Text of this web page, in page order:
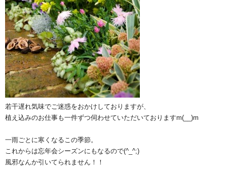
若干遅れ気味でご迷惑をおかけしておりますが、
植え込みのお仕事も一件ずつ伺わせていただいておりますm(__)m
一雨ごとに寒くなるこの季節。
これからは忘年会シーズンにもなるので(^_^;)
風邪なんか引いてられません！！